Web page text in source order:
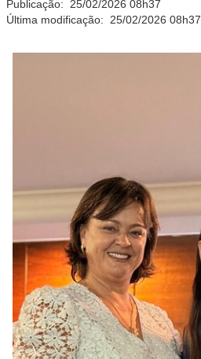
Publicação: 25/02/2026 08h37
Última modificação: 25/02/2026 08h37